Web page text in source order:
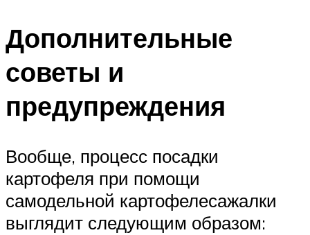
Дополнительные
советы и
предупреждения
Вообще, процесс посадки
картофеля при помощи
самодельной картофелесажалки
выглядит следующим образом: